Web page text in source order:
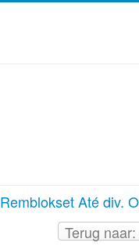
Remblokset Até div.
Terug